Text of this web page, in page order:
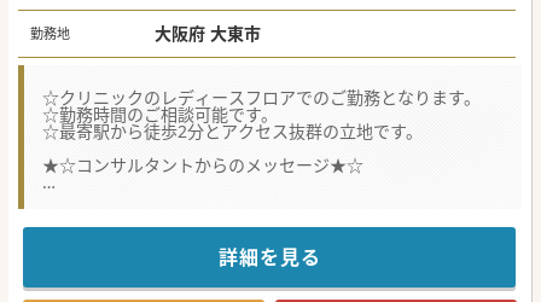
勤務地 大阪府 大東市
☆クリニックのレディースフロアでのご勤務となります。
☆勤務時間のご相談可能です。
☆最寄駅から徒歩2分とアクセス抜群の立地です。
★☆コンサルタントからのメッセージ★☆
各種検査機器も整っています。
是非お問合せください。詳細を見る